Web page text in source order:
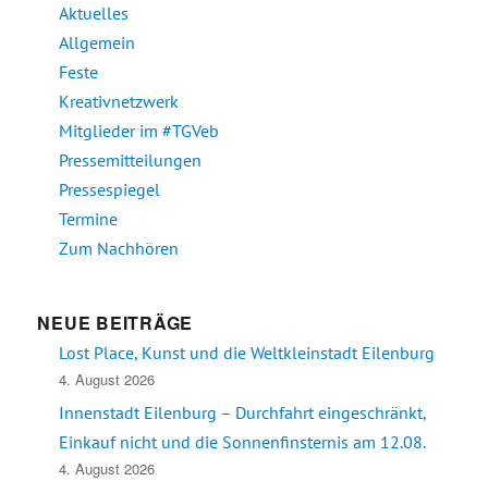
Aktuelles
Allgemein
Feste
Kreativnetzwerk
Mitglieder im #TGVeb
Pressemitteilungen
Pressespiegel
Termine
Zum Nachhören
NEUE BEITRÄGE
Lost Place, Kunst und die Weltkleinstadt Eilenburg
4. August 2026
Innenstadt Eilenburg – Durchfahrt eingeschränkt,
Einkauf nicht und die Sonnenfinsternis am 12.08.
4. August 2026